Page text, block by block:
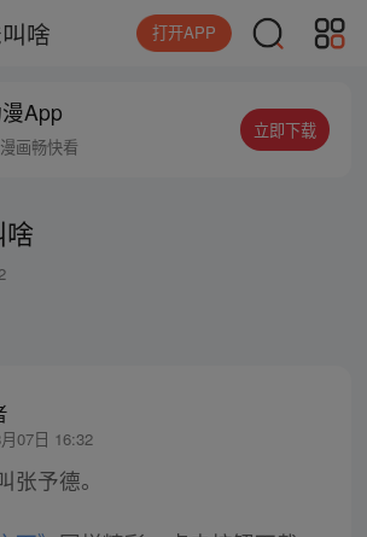
啥 打开APP
App
画畅快看
立即下载
07日 16:32
张予德。